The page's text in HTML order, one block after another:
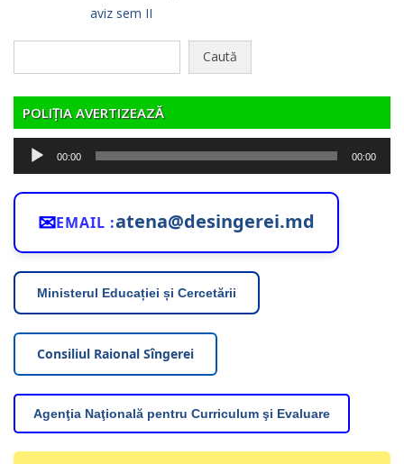
aviz sem II
POLIȚIA AVERTIZEAZĂ
Player
audio
00:00 00:00
✉EMAIL :atena@desingerei.md
Ministerul Educației și Cercetării
Consiliul Raional Sîngerei
Agenţia Naţională pentru Curriculum şi Evaluare